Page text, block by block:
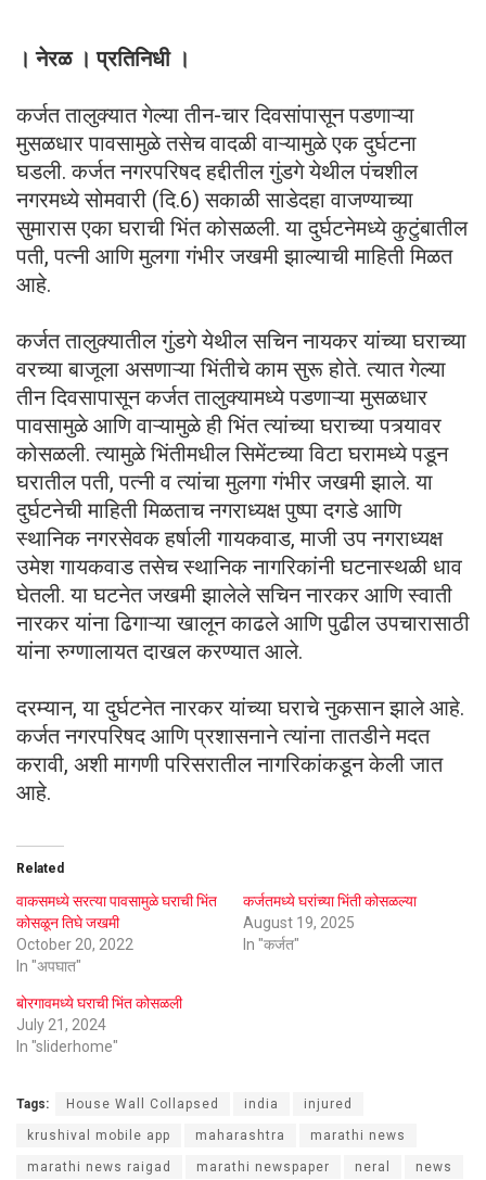
। नेरळ । प्रतिनिधी ।
कर्जत तालुक्यात गेल्या तीन-चार दिवसांपासून पडणाऱ्या
मुसळधार पावसामुळे तसेच वादळी वाऱ्यामुळे एक दुर्घटना
घडली. कर्जत नगरपरिषद हद्दीतील गुंडगे येथील पंचशील
नगरमध्ये सोमवारी (दि.6) सकाळी साडेदहा वाजण्याच्या
सुमारास एका घराची भिंत कोसळली. या दुर्घटनेमध्ये कुटुंबातील
पती, पत्नी आणि मुलगा गंभीर जखमी झाल्याची माहिती मिळत
आहे.
कर्जत तालुक्यातील गुंडगे येथील सचिन नायकर यांच्या घराच्या
वरच्या बाजूला असणाऱ्या भिंतीचे काम सुरू होते. त्यात गेल्या
तीन दिवसापासून कर्जत तालुक्यामध्ये पडणाऱ्या मुसळधार
पावसामुळे आणि वाऱ्यामुळे ही भिंत त्यांच्या घराच्या पत्र्यावर
कोसळली. त्यामुळे भिंतीमधील सिमेंटच्या विटा घरामध्ये पडून
घरातील पती, पत्नी व त्यांचा मुलगा गंभीर जखमी झाले. या
दुर्घटनेची माहिती मिळताच नगराध्यक्ष पुष्पा दगडे आणि
स्थानिक नगरसेवक हर्षाली गायकवाड, माजी उप नगराध्यक्ष
उमेश गायकवाड तसेच स्थानिक नागरिकांनी घटनास्थळी धाव
घेतली. या घटनेत जखमी झालेले सचिन नारकर आणि स्वाती
नारकर यांना ढिगाऱ्या खालून काढले आणि पुढील उपचारासाठी
यांना रुग्णालायत दाखल करण्यात आले.
दरम्यान, या दुर्घटनेत नारकर यांच्या घराचे नुकसान झाले आहे.
कर्जत नगरपरिषद आणि प्रशासनाने त्यांना तातडीने मदत
करावी, अशी मागणी परिसरातील नागरिकांकडून केली जात
आहे.
Related
वाकसमध्ये सरत्या पावसामुळे घराची भिंत
कोसळून तिघे जखमी
October 20, 2022
In "अपघात"
कर्जतमध्ये घरांच्या भिंती कोसळल्या
August 19, 2025
In "कर्जत"
बोरगावमध्ये घराची भिंत कोसळली
July 21, 2024
In "sliderhome"
Tags: House Wall Collapsed india injured
krushival mobile app maharashtra marathi news
marathi news raigad marathi newspaper neral news